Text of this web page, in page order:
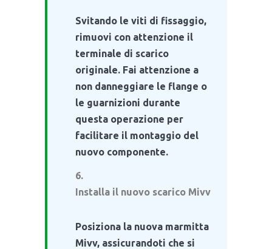
Svitando le viti di fissaggio,
rimuovi con attenzione il
terminale di scarico
originale. Fai attenzione a
non danneggiare le flange o
le guarnizioni durante
questa operazione per
facilitare il montaggio del
nuovo componente.
Installa il nuovo scarico Mivv
Posiziona la nuova marmitta
Mivv, assicurandoti che si